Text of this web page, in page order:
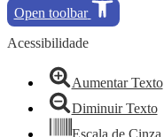
Open toolbar
Acessibilidade
Aumentar Texto
Diminuir Texto
Escala de Cinza